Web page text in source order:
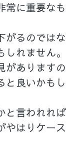
常に重要なも
がるのではな
れません。
がありますの
と良いかもし
と言われれば
やはりケース